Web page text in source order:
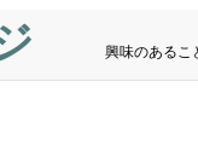
興味のあるこ